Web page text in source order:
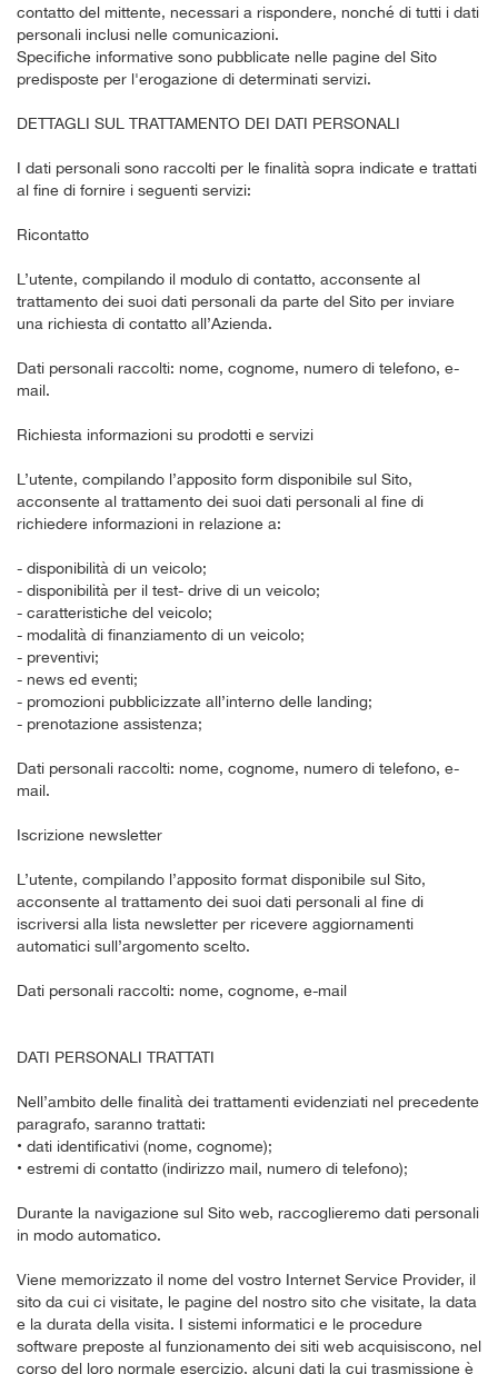
contatto del mittente, necessari a rispondere, nonché di tutti i dati
personali inclusi nelle comunicazioni.
Specifiche informative sono pubblicate nelle pagine del Sito
predisposte per l'erogazione di determinati servizi.
DETTAGLI SUL TRATTAMENTO DEI DATI PERSONALI
I dati personali sono raccolti per le finalità sopra indicate e trattati
al fine di fornire i seguenti servizi:
Ricontatto
L’utente, compilando il modulo di contatto, acconsente al
trattamento dei suoi dati personali da parte del Sito per inviare
una richiesta di contatto all’Azienda.
Dati personali raccolti: nome, cognome, numero di telefono, e-
mail.
Richiesta informazioni su prodotti e servizi
L’utente, compilando l’apposito form disponibile sul Sito,
acconsente al trattamento dei suoi dati personali al fine di
richiedere informazioni in relazione a:
- disponibilità di un veicolo;
- disponibilità per il test- drive di un veicolo;
- caratteristiche del veicolo;
- modalità di finanziamento di un veicolo;
- preventivi;
- news ed eventi;
- promozioni pubblicizzate all’interno delle landing;
- prenotazione assistenza;
Dati personali raccolti: nome, cognome, numero di telefono, e-
mail.
Iscrizione newsletter
L’utente, compilando l’apposito format disponibile sul Sito,
acconsente al trattamento dei suoi dati personali al fine di
iscriversi alla lista newsletter per ricevere aggiornamenti
automatici sull’argomento scelto.
Dati personali raccolti: nome, cognome, e-mail
DATI PERSONALI TRATTATI
Nell’ambito delle finalità dei trattamenti evidenziati nel precedente
paragrafo, saranno trattati:
• dati identificativi (nome, cognome);
• estremi di contatto (indirizzo mail, numero di telefono);
Durante la navigazione sul Sito web, raccoglieremo dati personali
in modo automatico.
Viene memorizzato il nome del vostro Internet Service Provider, il
sito da cui ci visitate, le pagine del nostro sito che visitate, la data
e la durata della visita. I sistemi informatici e le procedure
software preposte al funzionamento dei siti web acquisiscono, nel
corso del loro normale esercizio, alcuni dati la cui trasmissione è